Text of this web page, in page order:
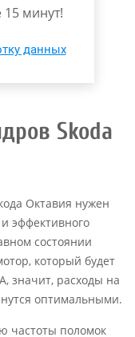
15 минут!
данных
Skoda
Октавия нужен
эффективного
состоянии
который будет
значит, расходы на
оптимальными.
частоты поломок